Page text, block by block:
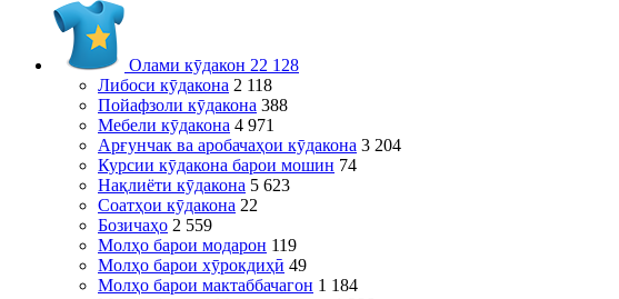
Олами кӯдакон 22 128
Либоси кӯдакона 2 118
Пойафзоли кӯдакона 388
Мебели кӯдакона 4 971
Арғунчак ва аробачаҳои кӯдакона 3 204
Курсии кӯдакона барои мошин 74
Нақлиёти кӯдакона 5 623
Соатҳои кӯдакона 22
Бозичаҳо 2 559
Молҳо барои модарон 119
Молҳо барои хӯрокдиҳӣ 49
Молҳо барои мактаббачагон 1 184